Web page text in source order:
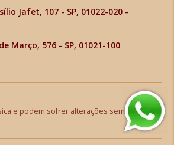
Jafet, 107 - SP, 01022-020 -
Março, 576 - SP, 01021-100
e podem sofrer alterações sem aviso